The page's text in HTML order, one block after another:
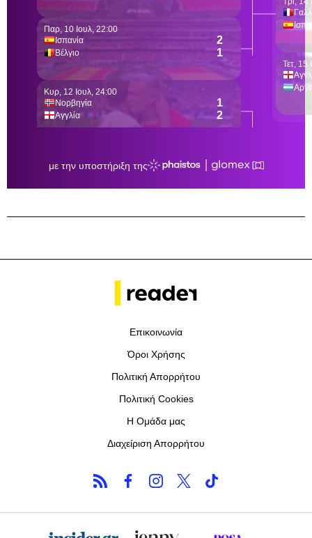
Επικοινωνία
Όροι Χρήσης
Πολιτική Απορρήτου
Πολιτική Cookies
Η Ομάδα μας
Διαχείριση Απορρήτου